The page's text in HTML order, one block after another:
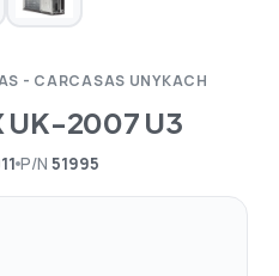
- CARCASAS UNYKACH
UK-2007 U3
P/N 51995